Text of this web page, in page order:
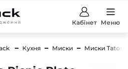
Кабінет Меню
Кухня Миски Миски